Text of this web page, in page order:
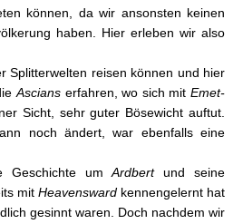
können, da wir ansonsten keinen
haben. Hier erleben wir also
Splitterwelten reisen können und hier
Ascians erfahren, wo sich mit Emet-
Sicht, sehr guter Bösewicht auftut.
noch ändert, war ebenfalls eine
Geschichte umArdbertund seine
mit Heavensward kennengelernt hat
gesinnt waren. Doch nachdem wir